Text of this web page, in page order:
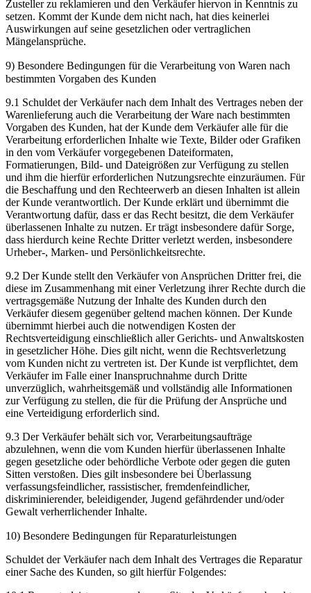
Zusteller zu reklamieren und den Verkäufer hiervon in Kenntnis zu
setzen. Kommt der Kunde dem nicht nach, hat dies keinerlei
Auswirkungen auf seine gesetzlichen oder vertraglichen
Mängelansprüche.
9) Besondere Bedingungen für die Verarbeitung von Waren nach
bestimmten Vorgaben des Kunden
9.1 Schuldet der Verkäufer nach dem Inhalt des Vertrages neben der
Warenlieferung auch die Verarbeitung der Ware nach bestimmten
Vorgaben des Kunden, hat der Kunde dem Verkäufer alle für die
Verarbeitung erforderlichen Inhalte wie Texte, Bilder oder Grafiken
in den vom Verkäufer vorgegebenen Dateiformaten,
Formatierungen, Bild- und Dateigrößen zur Verfügung zu stellen
und ihm die hierfür erforderlichen Nutzungsrechte einzuräumen. Für
die Beschaffung und den Rechteerwerb an diesen Inhalten ist allein
der Kunde verantwortlich. Der Kunde erklärt und übernimmt die
Verantwortung dafür, dass er das Recht besitzt, die dem Verkäufer
überlassenen Inhalte zu nutzen. Er trägt insbesondere dafür Sorge,
dass hierdurch keine Rechte Dritter verletzt werden, insbesondere
Urheber-, Marken- und Persönlichkeitsrechte.
9.2 Der Kunde stellt den Verkäufer von Ansprüchen Dritter frei, die
diese im Zusammenhang mit einer Verletzung ihrer Rechte durch die
vertragsgemäße Nutzung der Inhalte des Kunden durch den
Verkäufer diesem gegenüber geltend machen können. Der Kunde
übernimmt hierbei auch die notwendigen Kosten der
Rechtsverteidigung einschließlich aller Gerichts- und Anwaltskosten
in gesetzlicher Höhe. Dies gilt nicht, wenn die Rechtsverletzung
vom Kunden nicht zu vertreten ist. Der Kunde ist verpflichtet, dem
Verkäufer im Falle einer Inanspruchnahme durch Dritte
unverzüglich, wahrheitsgemäß und vollständig alle Informationen
zur Verfügung zu stellen, die für die Prüfung der Ansprüche und
eine Verteidigung erforderlich sind.
9.3 Der Verkäufer behält sich vor, Verarbeitungsaufträge
abzulehnen, wenn die vom Kunden hierfür überlassenen Inhalte
gegen gesetzliche oder behördliche Verbote oder gegen die guten
Sitten verstoßen. Dies gilt insbesondere bei Überlassung
verfassungsfeindlicher, rassistischer, fremdenfeindlicher,
diskriminierender, beleidigender, Jugend gefährdender und/oder
Gewalt verherrlichender Inhalte.
10) Besondere Bedingungen für Reparaturleistungen
Schuldet der Verkäufer nach dem Inhalt des Vertrages die Reparatur
einer Sache des Kunden, so gilt hierfür Folgendes: